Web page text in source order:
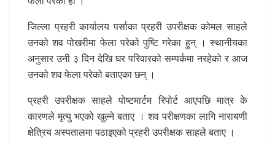
जिल्ला प्रहरी कार्यालय पर्साका प्रहरी उपरीक्षक कोमल साहले
उनको शव पोखरीमा फेला परेको पुष्टि गरेका हुन् । स्थानीयका
अनुसार उनी ३ दिन देखि घर परिवारको सम्पर्कमा नरहेको र आज
उनको शव फेला परेको बताएका छन् ।
प्रहरी उपरीक्षक साहले पोष्टमार्टम रिपोर्ट आएपछि मात्र के
कारणले मृत्यु भएको खुल्ने बताए । शव परीक्षणका लागि नारायणी
क्षेत्रिय अस्पतालमा पठाइएको प्रहरी उपरीक्षक साहले बताए ।